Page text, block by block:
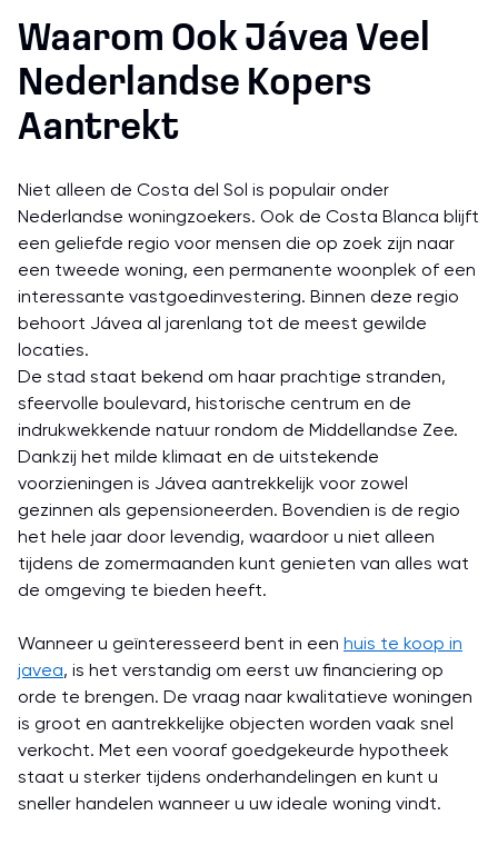
Waarom Ook Jávea Veel
Nederlandse Kopers
Aantrekt
Niet alleen de Costa del Sol is populair onder
Nederlandse woningzoekers. Ook de Costa Blanca blijft
een geliefde regio voor mensen die op zoek zijn naar
een tweede woning, een permanente woonplek of een
interessante vastgoedinvestering. Binnen deze regio
behoort Jávea al jarenlang tot de meest gewilde
locaties.
De stad staat bekend om haar prachtige stranden,
sfeervolle boulevard, historische centrum en de
indrukwekkende natuur rondom de Middellandse Zee.
Dankzij het milde klimaat en de uitstekende
voorzieningen is Jávea aantrekkelijk voor zowel
gezinnen als gepensioneerden. Bovendien is de regio
het hele jaar door levendig, waardoor u niet alleen
tijdens de zomermaanden kunt genieten van alles wat
de omgeving te bieden heeft.
Wanneer u geïnteresseerd bent in een huis te koop in
javea, is het verstandig om eerst uw financiering op
orde te brengen. De vraag naar kwalitatieve woningen
is groot en aantrekkelijke objecten worden vaak snel
verkocht. Met een vooraf goedgekeurde hypotheek
staat u sterker tijdens onderhandelingen en kunt u
sneller handelen wanneer u uw ideale woning vindt.